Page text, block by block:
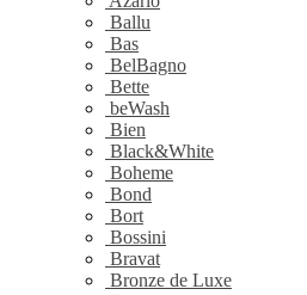
Ballu
Bas
BelBagno
Bette
beWash
Bien
Black&White
Boheme
Bond
Bort
Bossini
Bravat
Bronze de Luxe